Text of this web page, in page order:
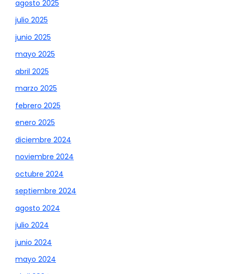
agosto 2025
julio 2025
junio 2025
mayo 2025
abril 2025
marzo 2025
febrero 2025
enero 2025
diciembre 2024
noviembre 2024
octubre 2024
septiembre 2024
agosto 2024
julio 2024
junio 2024
mayo 2024